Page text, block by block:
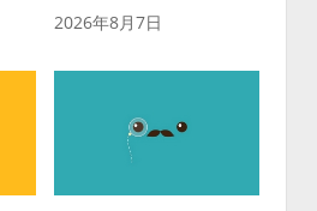
2026年8月7日